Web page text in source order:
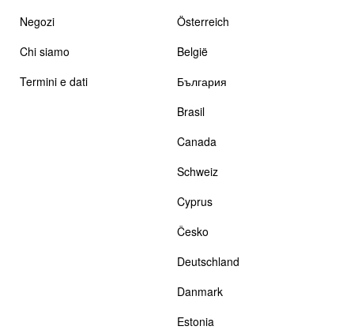
Negozi
Chi siamo
Termini e dati
Österreich
België
България
Brasil
Canada
Schweiz
Cyprus
Česko
Deutschland
Danmark
Estonia